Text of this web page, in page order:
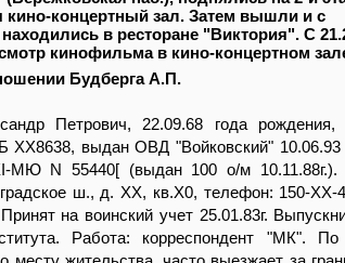
кино-концертный зал. Затем вышли и с
находились в ресторане "Виктория". С
кинофильма в кино-концертном
Будберга А.П.
Петрович, 22.09.68 года рождения,
ХХ8638, выдан ОВД "Войковский" 10.06.93
МЮ N 55440[ (выдан 100 о/м
ш., д. ХХ, кв.Х0, телефон: 150-
на воинский учет 25.01.83г.
Работа: корреспондент "МК".